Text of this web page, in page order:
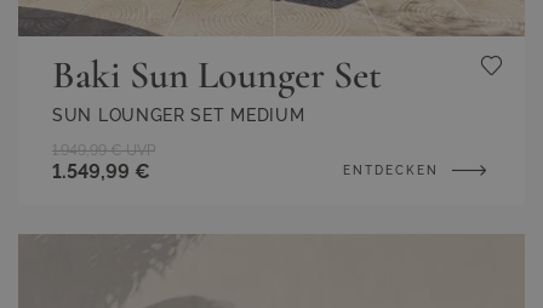
Baki Sun Lounger Set
SUN LOUNGER SET MEDIUM
1.549,99 €
1.949,99 € UVP
ENTDECKEN